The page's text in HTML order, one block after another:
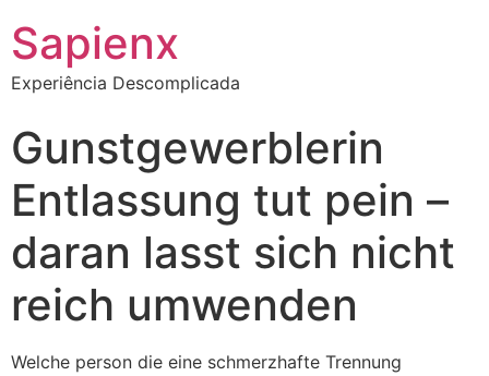
Sapienx
Experiência Descomplicada
Gunstgewerblerin
Entlassung tut pein –
daran lasst sich nicht
reich umwenden
Welche person die eine schmerzhafte Trennung